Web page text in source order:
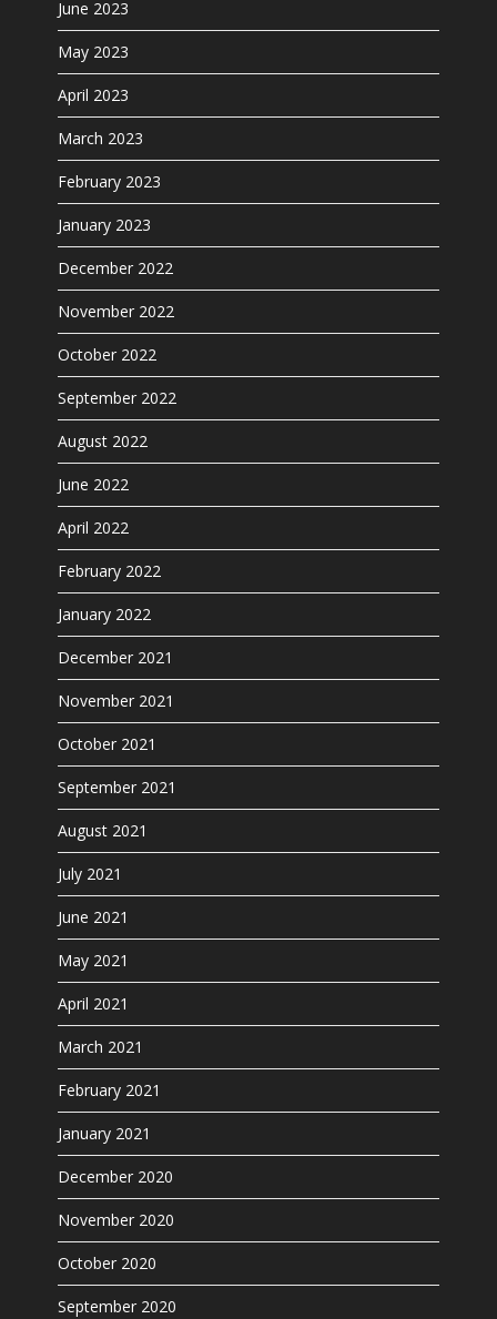
June 2023
May 2023
April 2023
March 2023
February 2023
January 2023
December 2022
November 2022
October 2022
September 2022
August 2022
June 2022
April 2022
February 2022
January 2022
December 2021
November 2021
October 2021
September 2021
August 2021
July 2021
June 2021
May 2021
April 2021
March 2021
February 2021
January 2021
December 2020
November 2020
October 2020
September 2020